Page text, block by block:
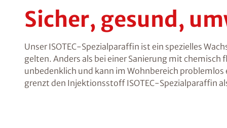
Sicher, gesund,
Unser ISOTEC-Spezialparaffin ist ein spezielles
gelten. Anders als bei einer Sanierung mit
unbedenklich und kann im Wohnbereich
grenzt den Injektionsstoff ISOTEC-Spezialparaffin